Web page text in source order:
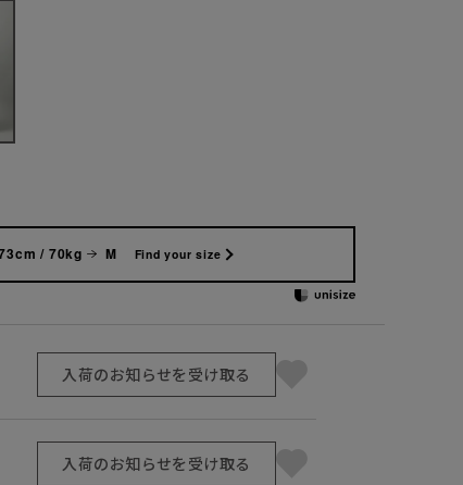
/ 70kg M Find your size
入荷のお知らせを受け取る
入荷のお知らせを受け取る